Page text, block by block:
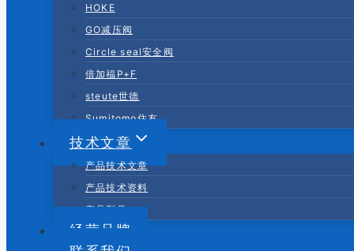
HOKE
GO减压阀
Circle seal安全阀
倍加福P+F
steute世德
Sumitomo住友
技术文章
产品技术文章
产品技术资料
产品型号
经营品牌